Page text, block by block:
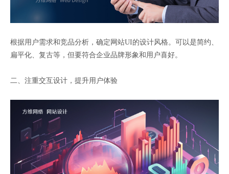
根据用户需求和竞品分析，确定网站UI的设计风格。可以是简约、
扁平化、复古等，但要符合企业品牌形象和用户喜好。
二、注重交互设计，提升用户体验